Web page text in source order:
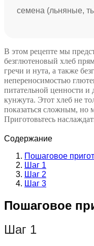
cемена (льняные,
В этом рецепте мы
безглютеновый хлеб
гречи и нута, а также
непереносимостью
питательной ценности
кунжута. Этот хлеб не
показаться сложным, но
Приготовьтесь
Содержание
Пошаговое
Шаг 1
Шаг 2
Шаг 3
Пошаговое
Шаг 1